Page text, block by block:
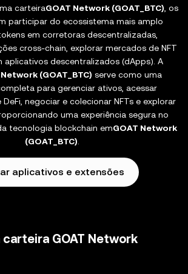
carteiraGOAT Network (GOAT_BTC) , os
participar do ecossistema mais amplo
em corretoras descentralizadas,
cross-chain, explorar mercados de NFT
aplicativos descentralizados (dApps). A
(GOAT_BTC) serve como uma
para gerenciar ativos, acessar
negociar e colecionar NFTs e explorar
uma experiência segura no
tecnologia blockchain emGOAT Network
(GOAT_BTC)
aplicativos e extensões
GOAT Network